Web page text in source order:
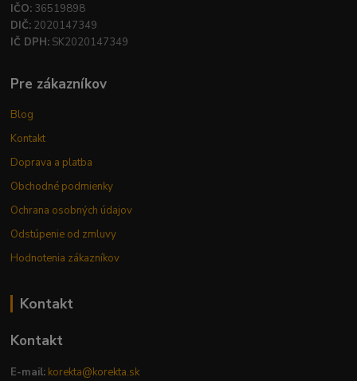
IČO: 36519898
DIČ: 2020147349
IČ DPH: SK2020147349
Pre zákazníkov
Blog
Kontakt
Doprava a platba
Obchodné podmienky
Ochrana osobných údajov
Odstúpenie od zmluvy
Hodnotenia zákazníkov
Kontakt
Kontakt
E-mail: korekta@korekta.sk